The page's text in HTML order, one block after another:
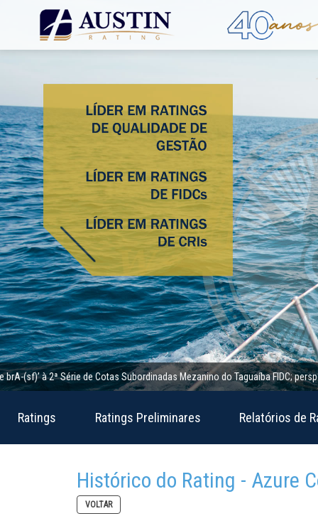
2ª Série de Cotas Subordinadas Mezanino do Taguaíba FIDC; perspectiva
Ratings Ratings Preliminares Relatórios de
Histórico do Rating - Azure
VOLTAR